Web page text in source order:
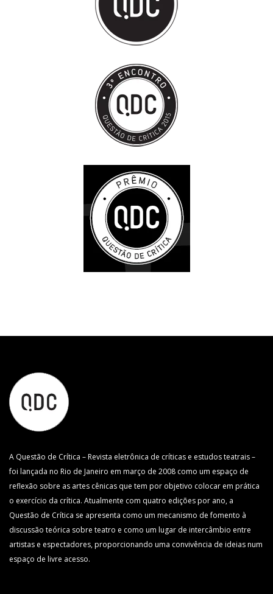
A Questão de Crítica – Revista eletrônica de críticas e estudos teatrais –
foi lançada no Rio de Janeiro em março de 2008 como um espaço de
reflexão sobre as artes cênicas que tem por objetivo colocar em prática
o exercício da crítica. Atualmente com quatro edições por ano, a
Questão de Crítica se apresenta como um mecanismo de fomento à
discussão teórica sobre teatro e como um lugar de intercâmbio entre
artistas e espectadores, proporcionando uma convivência de ideias num
espaço de livre acesso.